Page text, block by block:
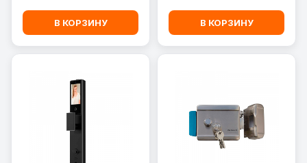
В КОРЗИНУ В КОРЗИНУ